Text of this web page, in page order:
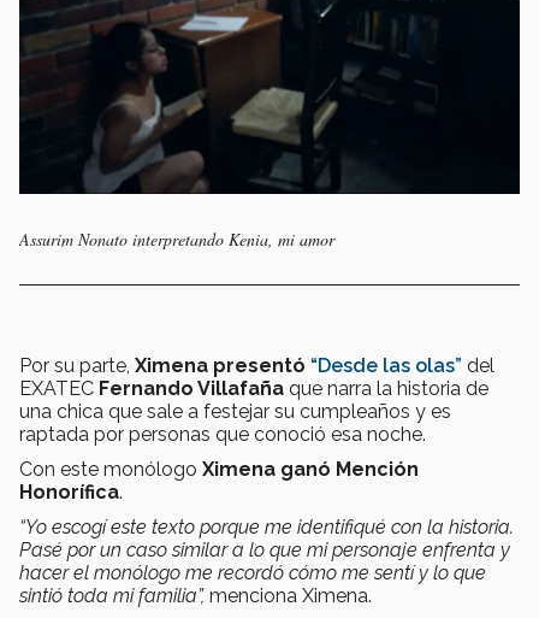
Assurim Nonato interpretando Kenia, mi amor
Por su parte, Ximena presentó “Desde las olas” del
EXATEC Fernando Villafaña que narra la historia de
una chica que sale a festejar su cumpleaños y es
raptada por personas que conoció esa noche.
Con este monólogo Ximena ganó Mención
Honorífica.
“Yo escogí este texto porque me identifiqué con la historia.
Pasé por un caso similar a lo que mi personaje enfrenta y
hacer el monólogo me recordó cómo me sentí y lo que
sintió toda mi familia”, menciona Ximena.